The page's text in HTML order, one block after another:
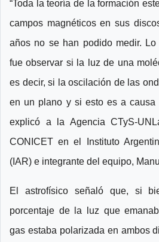
“Toda la teoría de la formación
campos magnéticos en sus
años no se han podido medir.
fue observar si la luz de una
es decir, si la oscilación de las
en un plano y si esto es a causa
explicó a la Agencia CTyS-
CONICET en el Instituto
(IAR) e integrante del equipo,
El astrofísico señaló que, si
porcentaje de la luz que
gas estaba polarizada en ambos